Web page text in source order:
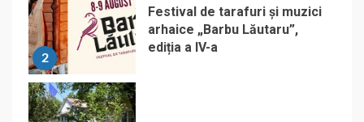
2
Festival de tarafuri și muzici
arhaice „Barbu Lăutaru”,
ediția a IV-a